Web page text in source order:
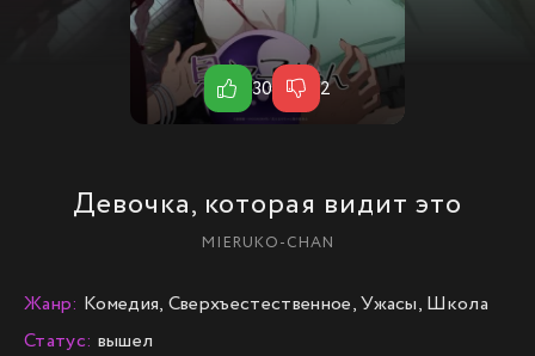
Девочка, которая видит это
MIERUKO-CHAN
30 2
Жанр: Комедия, Сверхъестественное, Ужасы, Школа
Статус: вышел